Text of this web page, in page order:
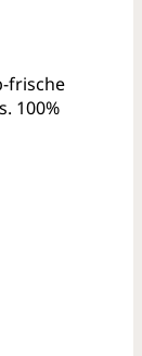
frische
100%